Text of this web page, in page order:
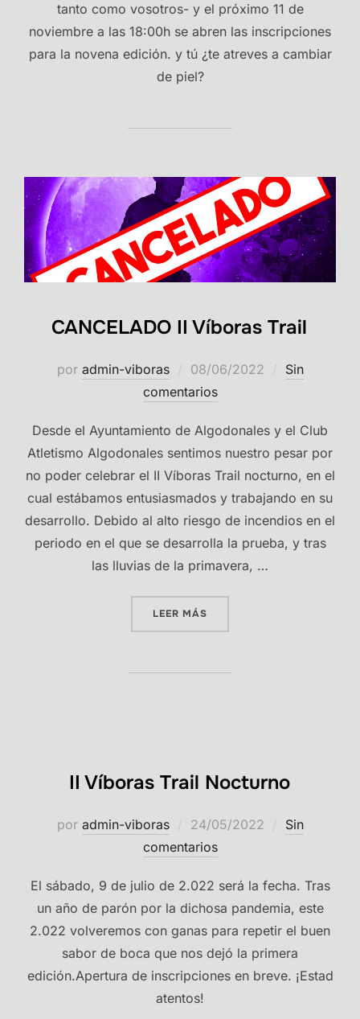
tanto como vosotros- y el próximo 11 de
noviembre a las 18:00h se abren las inscripciones
para la novena edición. y tú ¿te atreves a cambiar
de piel?
CANCELADO II Víboras Trail
por admin-viboras
Publicado
el
08/06/2022
Sin
comentarios
Desde el Ayuntamiento de Algodonales y el Club
Atletismo Algodonales sentimos nuestro pesar por
no poder celebrar el II Víboras Trail nocturno, en el
cual estábamos entusiasmados y trabajando en su
desarrollo. Debido al alto riesgo de incendios en el
periodo en el que se desarrolla la prueba, y tras
las lluvias de la primavera, …
LEER MÁS
II Víboras Trail Nocturno
por admin-viboras
Publicado
el
24/05/2022
Sin
comentarios
El sábado, 9 de julio de 2.022 será la fecha. Tras
un año de parón por la dichosa pandemia, este
2.022 volveremos con ganas para repetir el buen
sabor de boca que nos dejó la primera
edición.Apertura de inscripciones en breve. ¡Estad
atentos!